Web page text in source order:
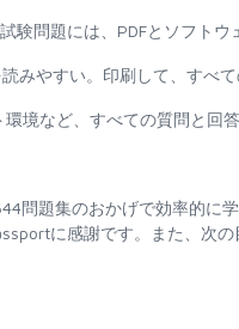
問題には、PDFとソフトウ
みやすい。印刷して、すべ
境など、すべての質問と回答
問題集のおかげで効率的に
に感謝です。また、次